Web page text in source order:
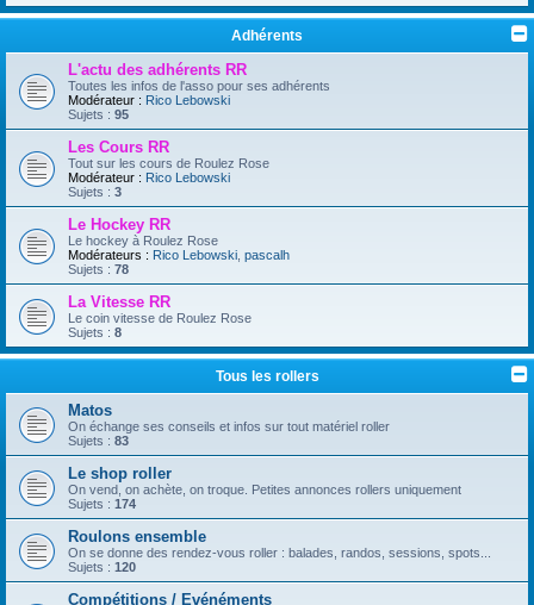
Adhérents
L'actu des adhérents RR
Toutes les infos de l'asso pour ses adhérents
Modérateur : Rico Lebowski
Sujets : 95
Les Cours RR
Tout sur les cours de Roulez Rose
Modérateur : Rico Lebowski
Sujets : 3
Le Hockey RR
Le hockey à Roulez Rose
Modérateurs : Rico Lebowski pascalh
Sujets : 78
La Vitesse RR
Le coin vitesse de Roulez Rose
Sujets : 8
Tous les rollers
Matos
On échange ses conseils et infos sur tout matériel roller
Sujets : 83
Le shop roller
On vend, on achète, on troque. Petites annonces rollers uniquement
Sujets : 174
Roulons ensemble
On se donne des rendez-vous roller : balades, randos, sessions, spots...
Sujets : 120
Compétitions / Evénéments